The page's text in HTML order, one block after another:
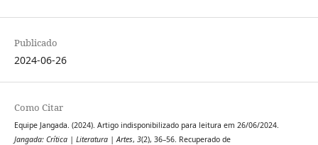
Publicado
2024-06-26
Como Citar
Equipe Jangada. (2024). Artigo indisponibilizado para leitura em 26/06/2024.
Jangada: Crítica | Literatura | Artes, 3(2), 36–56. Recuperado de